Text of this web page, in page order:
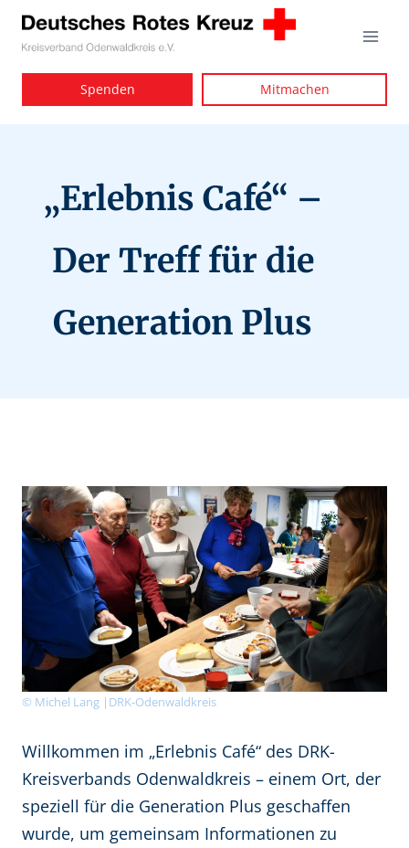
Zum
Inhalt
Spenden Mitmachen
„Erlebnis Café“ –
Der Treff für die
Generation Plus
© Michel Lang |DRK-Odenwaldkreis
Willkommen im „Erlebnis Café“ des DRK-
Kreisverbands Odenwaldkreis – einem Ort, der
speziell für die Generation Plus geschaffen
wurde, um gemeinsam Informationen zu